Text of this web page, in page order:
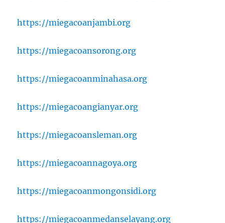
https://miegacoanjambi.org
https://miegacoansorong.org
https://miegacoanminahasa.org
https://miegacoangianyar.org
https://miegacoansleman.org
https://miegacoannagoya.org
https://miegacoanmongonsidi.org
https://miegacoanmedanselayang.org